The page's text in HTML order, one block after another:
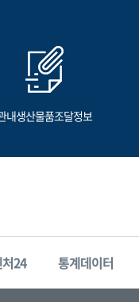
내생산물품조달정보
24 통계데이터